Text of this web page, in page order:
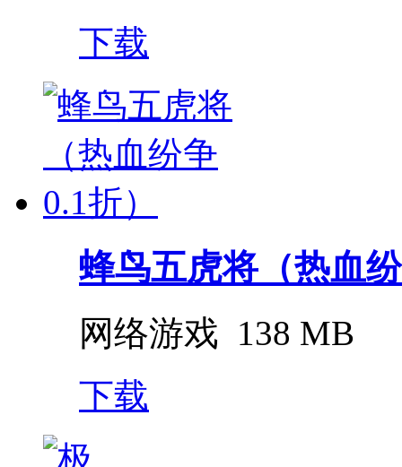
下载
蜂鸟五虎将（热血
网络游戏 138 MB
下载